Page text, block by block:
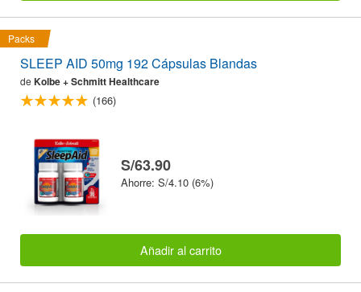
Packs
SLEEP AID 50mg 192 Cápsulas Blandas
de Kolbe + Schmitt Healthcare
(166)
S/63.90
Ahorre: S/4.10 (6%)
Añadir al carrito